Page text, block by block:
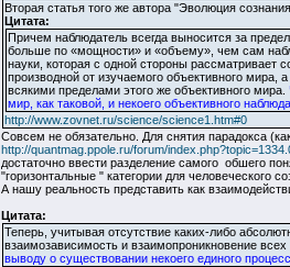
Вторая статья того же автора "Эволюция
Цитата:
Причем наблюдатель всегда выносится за
больше по «мощности» и «объему», чем сам
науки, которая с одной стороны рассматривает
производной от изучаемого объективного мира,
всякими пределами этого же объективного мира.
мир, как таковой, и некоего объективного
http://www.zovnet.ru/science/science1.htm#0
Совсем не обязательно. Для снятия парадокса
http://quantmag.ppole.ru/forum/
достаточно ввести разделение самого обшего
"горизонтальные " категории для человеческого
А нашу реальность представить как
Цитата:
Теперь, учитывая отсутствие каких-либо
взаимозависимость и взаимопроникновение
выводу о существовании некоего единого